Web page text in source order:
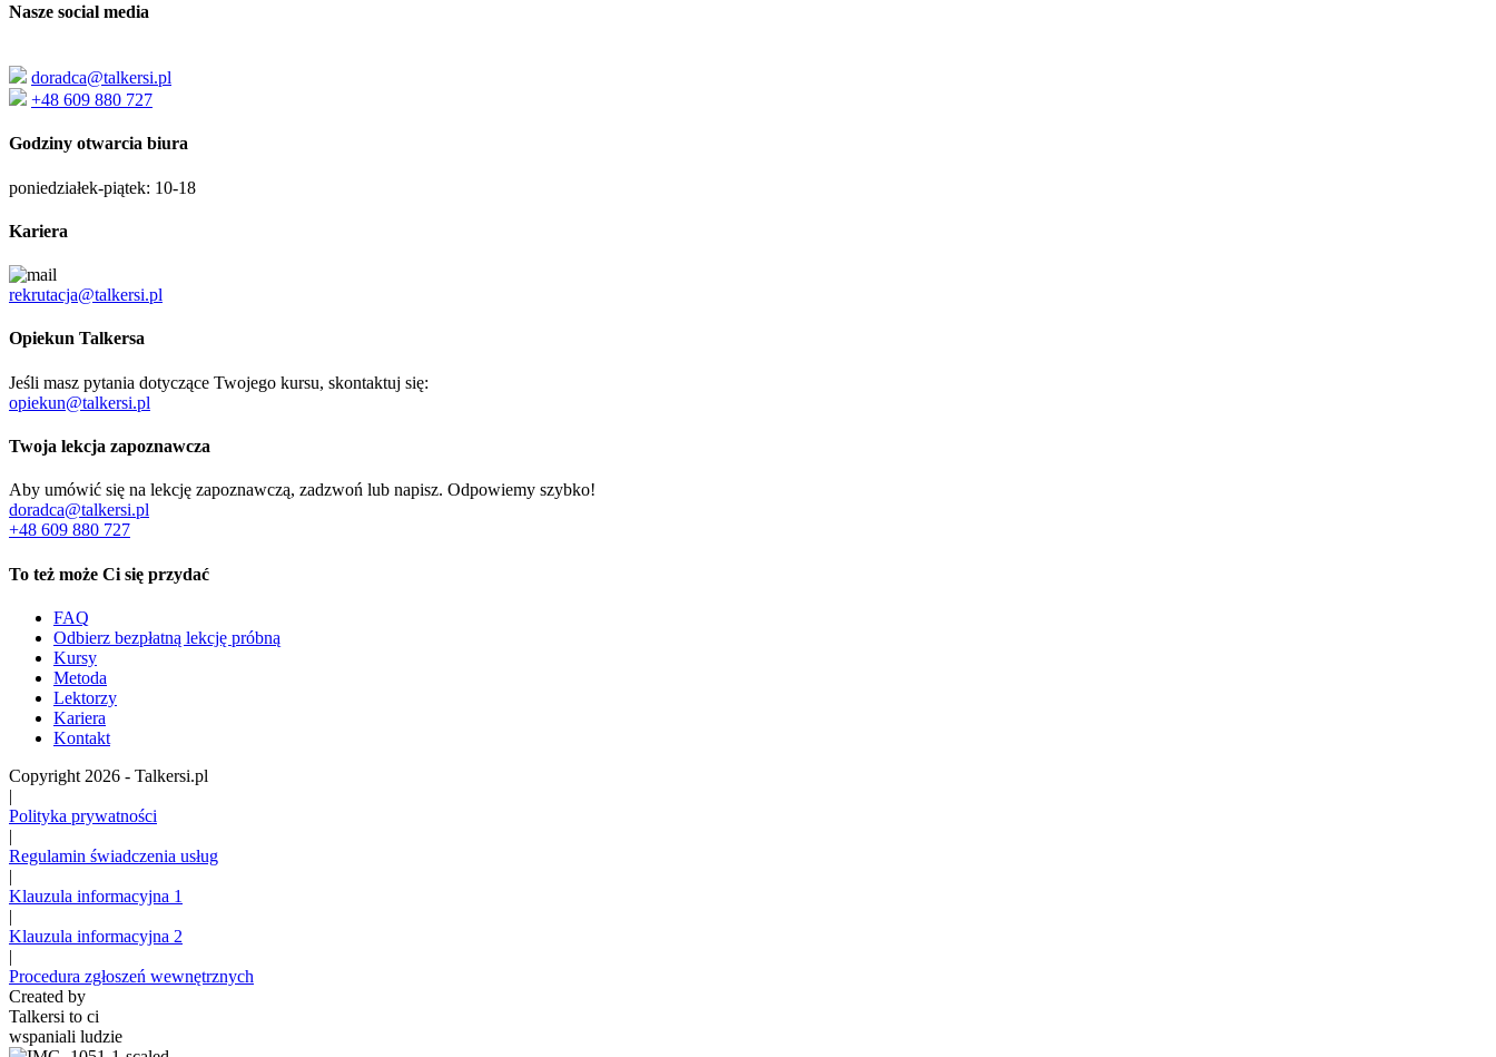
Nasze social media
doradca@talkersi.pl
+48 609 880 727
Godziny otwarcia biura
poniedziałek-piątek: 10-18
Kariera
rekrutacja@talkersi.pl
Opiekun Talkersa
Jeśli masz pytania dotyczące Twojego kursu, skontaktuj się:
opiekun@talkersi.pl
Twoja lekcja zapoznawcza
Aby umówić się na lekcję zapoznawczą, zadzwoń lub napisz. Odpowiemy szybko!
doradca@talkersi.pl
+48 609 880 727
To też może Ci się przydać
FAQ
Odbierz bezpłatną lekcję próbną
Kursy
Metoda
Lektorzy
Kariera
Kontakt
Copyright 2026 - Talkersi.pl
|
Polityka prywatności
|
Regulamin świadczenia usług
|
Klauzula informacyjna 1
|
Klauzula informacyjna 2
|
Procedura zgłoszeń wewnętrznych
Created by
Talkersi to ci
wspaniali ludzie